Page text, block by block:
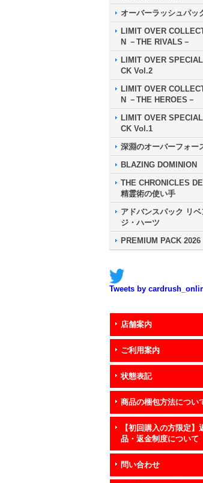
オーバーラッシュパッ
LIMIT OVER
N －THE RIVALS－
LIMIT OVER
CK Vol.2
LIMIT OVER
N －THE HEROES－
LIMIT OVER
CK Vol.1
深淵のオーバーフォー
BLAZING DOMINION
THE CHRONICLES
精霊術の使い手
アドバンスパック リベ
ジ・ハーツ
PREMIUM PACK 2026
Tweets by
店舗案内
ご利用案内
状態表記
商品の梱包方法につい
【初回購入の方限定】
品・返金制度について
問い合わせ